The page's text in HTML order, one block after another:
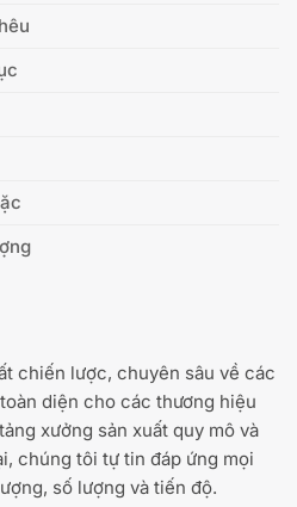
chiến lược, chuyên sâu về các
diện cho các thương hiệu
xưởng sản xuất quy mô và
chúng tôi tự tin đáp ứng mọi
số lượng và tiến độ.